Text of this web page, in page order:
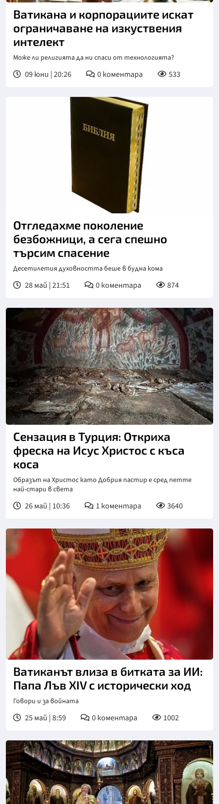
Ватикана и корпорациите искат
ограничаване на изкуствения
интелект
Може ли религията да ни спаси от технологията?
09 юни | 20:26 0коментара 533
Отгледахме поколение
безбожници, а сега спешно
търсим спасение
Десетилетия духовността беше в будна кома
28 май | 21:51 0коментара 874
Сензация в Турция: Откриха
фреска на Исус Христос с къса
коса
Образът на Христос като Добрия пастир е сред петте
най-стари в света
26 май | 10:36 1 коментара 3640
Снимка: БТА
Ватиканът влиза в битката за ИИ:
Папа Лъв XIV с исторически ход
Говори и за войната
25 май | 8:59 0коментара 1002